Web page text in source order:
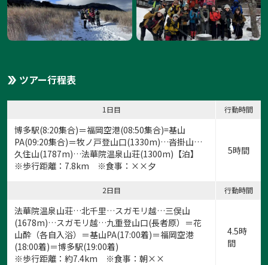
ツアー行程表
1日目 行動時間
博多駅(8:20集合)＝福岡空港(08:50集合)=基山
PA(09:20集合)＝牧ノ戸登山口(1330m)…沓掛山…
久住山(1787m)…法華院温泉山荘(1300m)【泊】
※歩行距離：7.8km ※食事：××夕
5時間
2日目 行動時間
法華院温泉山荘…北千里…スガモリ越…三俣山
(1678m)…スガモリ越…九重登山口(長者原）＝花
山酔（各自入浴）＝基山PA(17:00着)＝福岡空港
(18:00着)＝博多駅(19:00着)
※歩行距離：約7.4km ※食事：朝××
4.5時
間
1:雪の九重（イメージ）